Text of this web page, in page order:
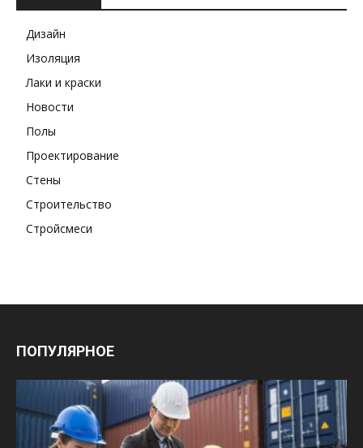
Дизайн
Изоляция
Лаки и краски
Новости
Полы
Проектирование
Стены
Строительство
Стройсмеси
ПОПУЛЯРНОЕ